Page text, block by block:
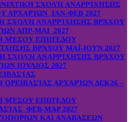
ΣΧΟΛΉ ΑΝΑΡΡΊΧΗΣΗΣ
ΑΡΧΑΡΊΩΝ ΙΑΝ-ΦΕΒ 2027
ΣΧΟΛΉ ΑΝΑΡΡΊΧΗΣΗΣ ΒΡΆΧΟΥ
ΑΠΡ-ΜΑΙ 2027
ΜΈΣΟΥ ΕΠΙΠΈΔΟΥ
ΒΡΆΧΟΥ ΜΑΪ-ΙΟΥΝ 2027
ΣΧΟΛΉ ΑΝΑΡΡΊΧΗΣΗΣ ΒΡΆΧΟΥ
ΙΟΥΛΙΟΣ 2027
ΑΡΧΑΡΊΩΝ ΔΕΚ26 –
ΜΈΣΟΥ ΕΠΙΠΈΔΟΥ
ΦΕΒ-ΜΑΡ 2027
ΚΑΙ ΑΝΑΒΑΣΕΩΝ